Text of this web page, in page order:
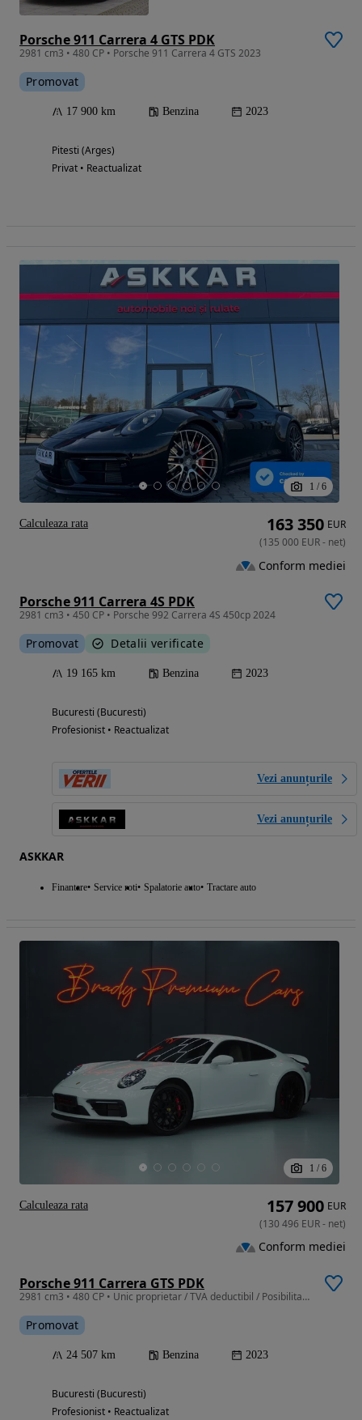
Porsche 911 Carrera 4 GTS PDK
2981 cm3 • 480 CP • Porsche 911 Carrera 4 GTS 2023
Promovat
17 900 km Benzina 2023
Pitesti (Arges)
Privat • Reactualizat
1 / 6
Porsche 911 Carrera 4S PDK
2981 cm3 • 450 CP • Porsche 992 Carrera 4S 450cp 2024
Promovat Detalii verificate
19 165 km Benzina 2023
Bucuresti (Bucuresti)
Profesionist • Reactualizat
Vezi anunțurile
Vezi anunțurile
ASKKAR
Finantare Service roti Spalatorie auto Tractare auto
163 350 EUR
(135 000 EUR- net)
Conform mediei
Calculeaza rata
1 / 6
Porsche 911 Carrera GTS PDK
2981 cm3 • 480 CP • Unic proprietar / TVA deductibil / Posibilitate finantare
Promovat
24 507 km Benzina 2023
Bucuresti (Bucuresti)
Profesionist • Reactualizat
157 900 EUR
(130 496 EUR- net)
Conform mediei
Calculeaza rata